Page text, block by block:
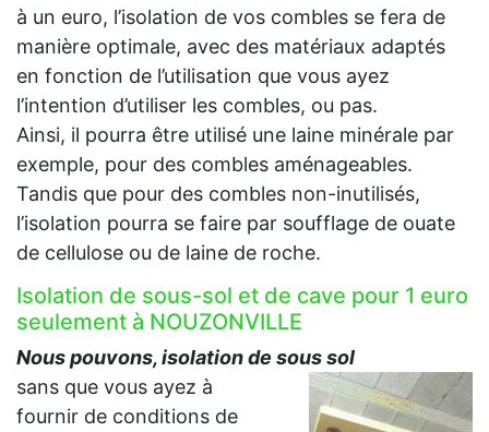
à un euro, l’isolation de vos combles se fera de
manière optimale, avec des matériaux adaptés
en fonction de l’utilisation que vous ayez
l’intention d’utiliser les combles, ou pas.
Ainsi, il pourra être utilisé une laine minérale par
exemple, pour des combles aménageables.
Tandis que pour des combles non-inutilisés,
l’isolation pourra se faire par soufflage de ouate
de cellulose ou de laine de roche.
Isolation de sous-sol et de cave pour 1 euro
seulement à NOUZONVILLE
Nous pouvons, isolation de sous sol
sans que vous ayez à
fournir de conditions de